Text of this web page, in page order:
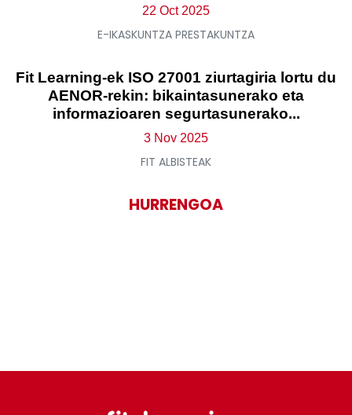
22 Oct 2025
E-IKASKUNTZA PRESTAKUNTZA
Fit Learning-ek ISO 27001 ziurtagiria lortu du
AENOR-rekin: bikaintasunerako eta
informazioaren segurtasunerako...
3 Nov 2025
FIT ALBISTEAK
HURRENGOA